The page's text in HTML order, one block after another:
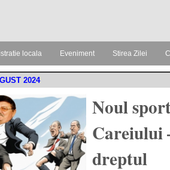
locala Eveniment Stirea Zilei
2024
Noul
Careiului
dreptul